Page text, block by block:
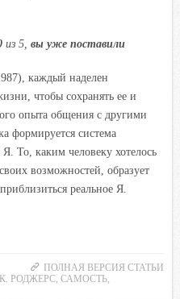
из 5, вы уже поставили
каждый наделен
чтобы сохранять ее и
опыта общения с другими
формируется система
То, каким человеку хотелось
возможностей, образует
реальное Я.
o
ПОЛНАЯ ВЕРСИЯ СТАТЬИ
К. РОДЖЕРС, САМОСТЬ,